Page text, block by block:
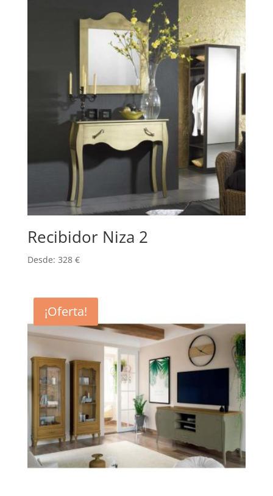
Recibidor Niza 2
Desde: 328 €
¡Oferta!